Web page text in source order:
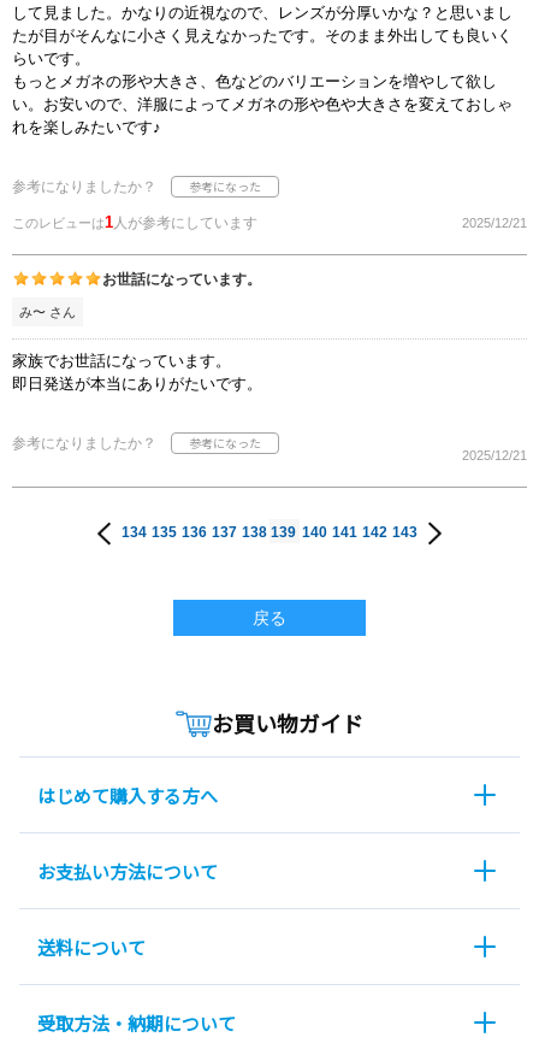
して見ました。かなりの近視なので、レンズが分厚いかな？と思いまし
たが目がそんなに小さく見えなかったです。そのまま外出しても良いく
らいです。
もっとメガネの形や大きさ、色などのバリエーションを増やして欲し
い。お安いので、洋服によってメガネの形や色や大きさを変えておしゃ
れを楽しみたいです♪
参考になりましたか？
このレビューは1 人が参考にしています 2025/12/21
お世話になっています。
み〜 さん
家族でお世話になっています。
即日発送が本当にありがたいです。
参考になりましたか？
2025/12/21
134 135 136 137 138 139 140 141 142 143
戻る
お買い物ガイド
はじめて購入する方へ
お支払い方法について
送料について
受取方法・納期について